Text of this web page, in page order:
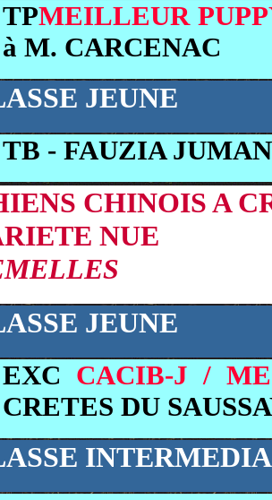
TPMEILLEUR
à M. CARCENAC
JEUNE
TB - FAUZIA
CHINOIS A
NUE
JEUNE
EXC CACIB-J /
CRETES DU